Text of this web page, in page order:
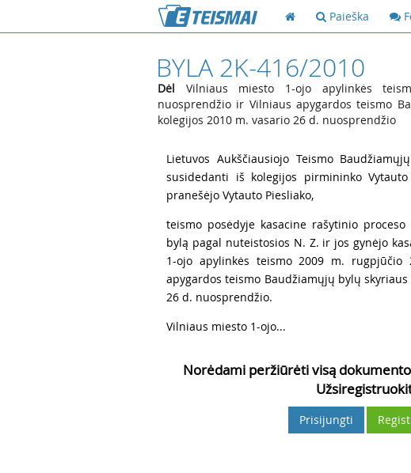
Paieška
BYLA 2K-416/2010
Dėl Vilniaus miesto 1-ojo apylinkės
nuosprendžio ir Vilniaus apygardos teismo
kolegijos 2010 m. vasario 26 d. nuosprendžio
Lietuvos Aukščiausiojo Teismo
susidedanti iš kolegijos pirmininko
pranešėjo Vytauto Piesliako,
teismo posėdyje kasacine rašytinio
bylą pagal nuteistosios N. Z. ir jos gynėjo
1-ojo apylinkės teismo 2009 m.
apygardos teismo Baudžiamųjų bylų
26 d. nuosprendžio.
Vilniaus miesto 1-ojo...
Norėdami peržiūrėti visą
Prisijungti